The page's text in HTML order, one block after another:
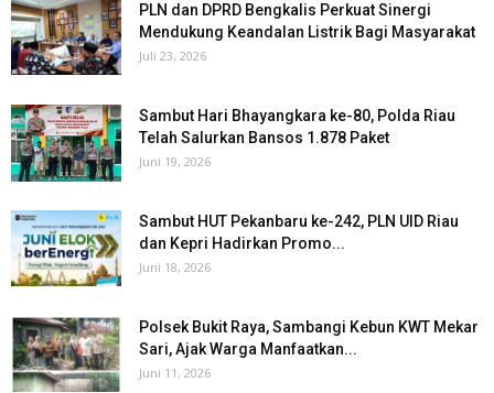
PLN dan DPRD Bengkalis Perkuat Sinergi
Mendukung Keandalan Listrik Bagi Masyarakat
Juli 23, 2026
Sambut Hari Bhayangkara ke-80, Polda Riau
Telah Salurkan Bansos 1.878 Paket
Juni 19, 2026
Sambut HUT Pekanbaru ke-242, PLN UID Riau
dan Kepri Hadirkan Promo...
Juni 18, 2026
Polsek Bukit Raya, Sambangi Kebun KWT Mekar
Sari, Ajak Warga Manfaatkan...
Juni 11, 2026